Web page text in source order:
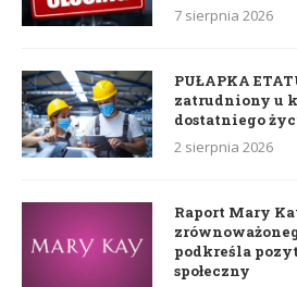
7 sierpnia 2026
PUŁAPKA
zatrudniony u
dostatniego
2 sierpnia 2026
Raport Mary
podkreśla
społeczny